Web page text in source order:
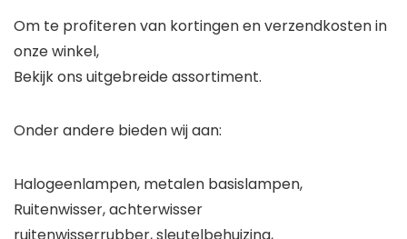
Om te profiteren van kortingen en verzendkosten in
onze winkel,
Bekijk ons uitgebreide assortiment.
Onder andere bieden wij aan:
Halogeenlampen, metalen basislampen,
Ruitenwisser, achterwisser